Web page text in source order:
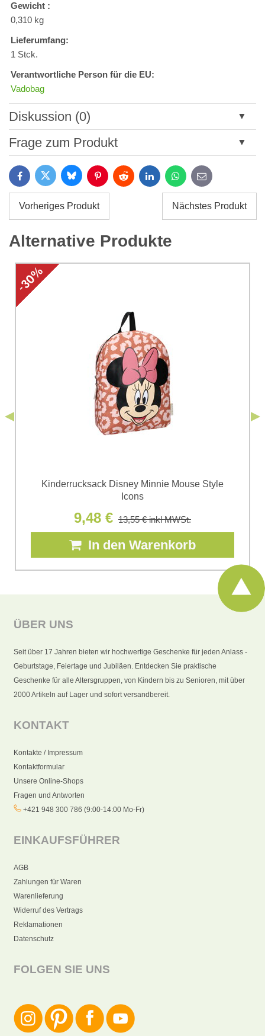
Gewicht :
0,310 kg
Lieferumfang:
1 Stck.
Verantwortliche Person für die EU:
Vadobag
Diskussion (0)
Neuer Kommentar
Titel:
Name:*
Ich stimme der Verarbeitung der im Formular angegebenen
personenbezogenen Daten zum Zwecke der Absendung
einverstanden. Ich habe dieDatenschutzbedingungen
Bomba s.r.o. zur Kenntnis genommen.
Frage zum Produkt
*
Ihre E-Mail:*
Ihre Frage zum Produkt:
FacebookTwitter BlueskyPinterestReddit LinkedInWhatsApp
E-
mail
Vorheriges Produkt Nächstes Produkt
Alternative Produkte
Kinderrucksack Disney Minnie Mouse Style
Icons
9,48 € 13,55 €inkl MWSt.
In den Warenkorb
ÜBER UNS
Seit über 17 Jahren bieten wir hochwertige Geschenke für jeden Anlass -
Geburtstage, Feiertage und Jubiläen. Entdecken Sie praktische
Geschenke für alle Altersgruppen, von Kindern bis zu Senioren, mit über
2000 Artikeln auf Lager und sofort versandbereit.
KONTAKT
Kontakte / Impressum
Kontaktformular
Unsere Online-Shops
Fragen und Antworten
+421 948 300 786 (9:00-14:00 Mo-Fr)
EINKAUFSFÜHRER
AGB
Zahlungen für Waren
Warenlieferung
Widerruf des Vertrags
Reklamationen
Datenschutz
FOLGEN SIE UNS